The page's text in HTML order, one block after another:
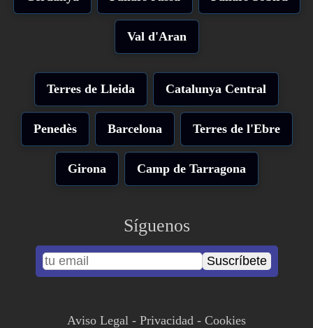
Val d'Aran
Terres de Lleida Catalunya Central
Penedès Barcelona Terres de l'Ebre
Girona Camp de Tarragona
Síguenos
Suscríbete
Aviso Legal - Privacidad - Cookies